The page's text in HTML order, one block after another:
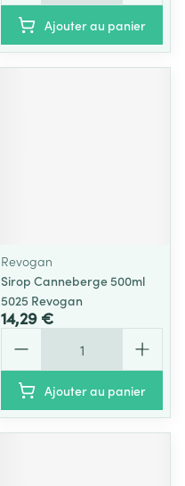
Ajouter au panier
Revogan
Sirop Canneberge 500ml
5025 Revogan
14,29 €
Ajouter au panier